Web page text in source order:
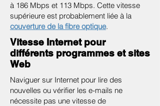
à 186 Mbps et 113 Mbps. Cette vitesse
supérieure est probablement liée à la
couverture de la fibre optique.
Vitesse Internet pour
différents programmes et sites
Web
Naviguer sur Internet pour lire des
nouvelles ou vérifier les e-mails ne
nécessite pas une vitesse de